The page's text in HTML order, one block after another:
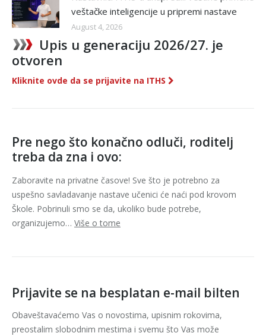
veštačke inteligencije u pripremi nastave
August 4, 2026
Upis u generaciju 2026/27. je
otvoren
Kliknite ovde da se prijavite na ITHS
Pre nego što konačno odluči, roditelj
treba da zna i ovo:
Zaboravite na privatne časove! Sve što je potrebno za
uspešno savladavanje nastave učenici će naći pod krovom
Škole. Pobrinuli smo se da, ukoliko bude potrebe,
organizujemo… Više o tome
Prijavite se na besplatan e-mail bilten
Obaveštavaćemo Vas o novostima, upisnim rokovima,
preostalim slobodnim mestima i svemu što Vas može